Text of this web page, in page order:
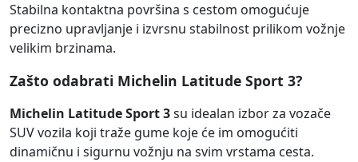
Stabilna kontaktna površina s cestom omogućuje
precizno upravljanje i izvrsnu stabilnost prilikom vožnje
velikim brzinama.
Zašto odabrati Michelin Latitude Sport 3?
Michelin Latitude Sport 3su idealan izbor za vozače
SUV vozila koji traže gume koje će im omogućiti
dinamičnu i sigurnu vožnju na svim vrstama cesta.